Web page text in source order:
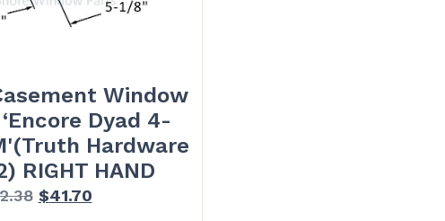
Window
Dyad 4-
Hardware
RIGHT HAND
Le
$41.70Le